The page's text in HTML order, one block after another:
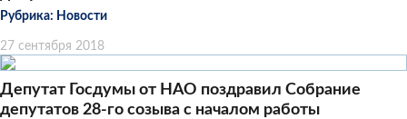
Рубрика: Новости
27 сентября 2018
Депутат Госдумы от НАО поздравил Собрание
депутатов 28-го созыва с началом работы